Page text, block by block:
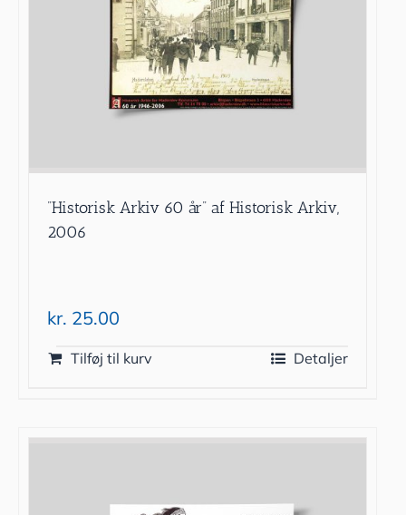
”Historisk Arkiv 60 år” af Historisk Arkiv,
2006
kr. 25.00
Tilføj til kurv Detaljer